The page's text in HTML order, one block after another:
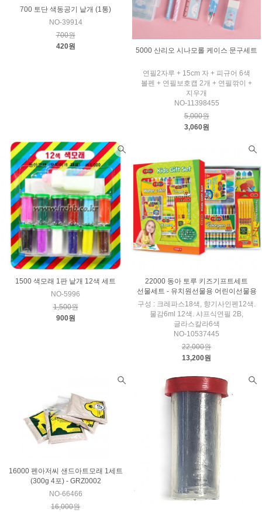
700 토단 색동공기 낱개 (1통)
NO-39914
700원
420원
5000 산리오 시나모롤 케이스 문구세트
연필2자루 + 15cm 자 + 피규어 6색
볼펜 + 연필보호캡 2개 + 연필깎이 +
지우개
NO-11398455
5,000원
3,060원
1500 색모래 1판 낱개 12색 세트
NO-5996
1,500원
900원
22000 동아 토루 키즈기프트세트
선물세트 - 유치원선물용 어린이선물용
구성 : 크레파스18색, 향기사인펜12색.
물감6ml 12색. 샤프식연필 2B,
글라스칼라6색
NO-10537445
22,000원
13,200원
16000 펜아저씨 샌드아트모래 1세트
(300g 4포) - GRZ0002
NO-66466
16,000원